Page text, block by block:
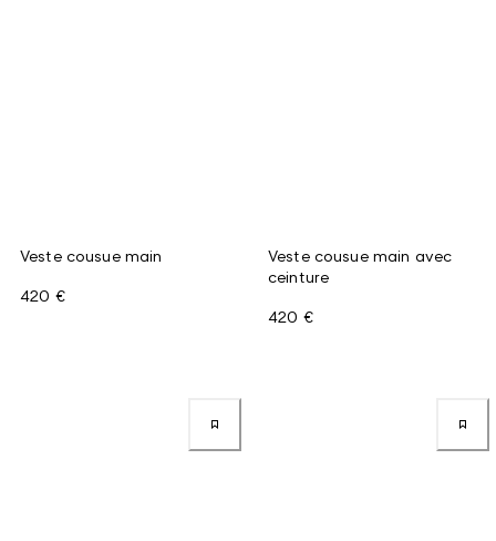
Veste cousue main
420 €
Veste cousue main avec
ceinture
420 €